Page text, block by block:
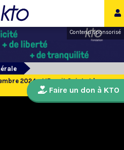
Contenu sponsorisé
2024 - L’Esprit Saint et la
Faire un don à KTO